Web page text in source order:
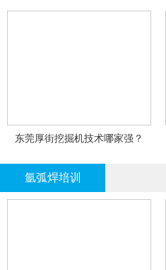
东莞厚街挖掘机技术哪家强？
氩弧焊培训